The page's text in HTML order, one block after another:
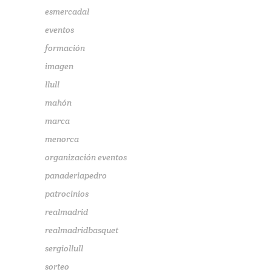
esmercadal
eventos
formación
imagen
llull
mahón
marca
menorca
organización eventos
panaderiapedro
patrocinios
realmadrid
realmadridbasquet
sergiollull
sorteo